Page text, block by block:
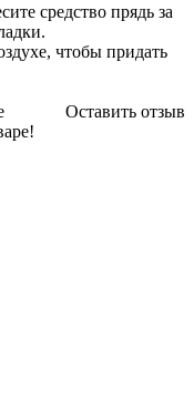
средство прядь за
чтобы придать
Оставить отзыв